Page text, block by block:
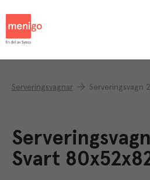
Serveringsvagnar Serveringsvagn
Svart